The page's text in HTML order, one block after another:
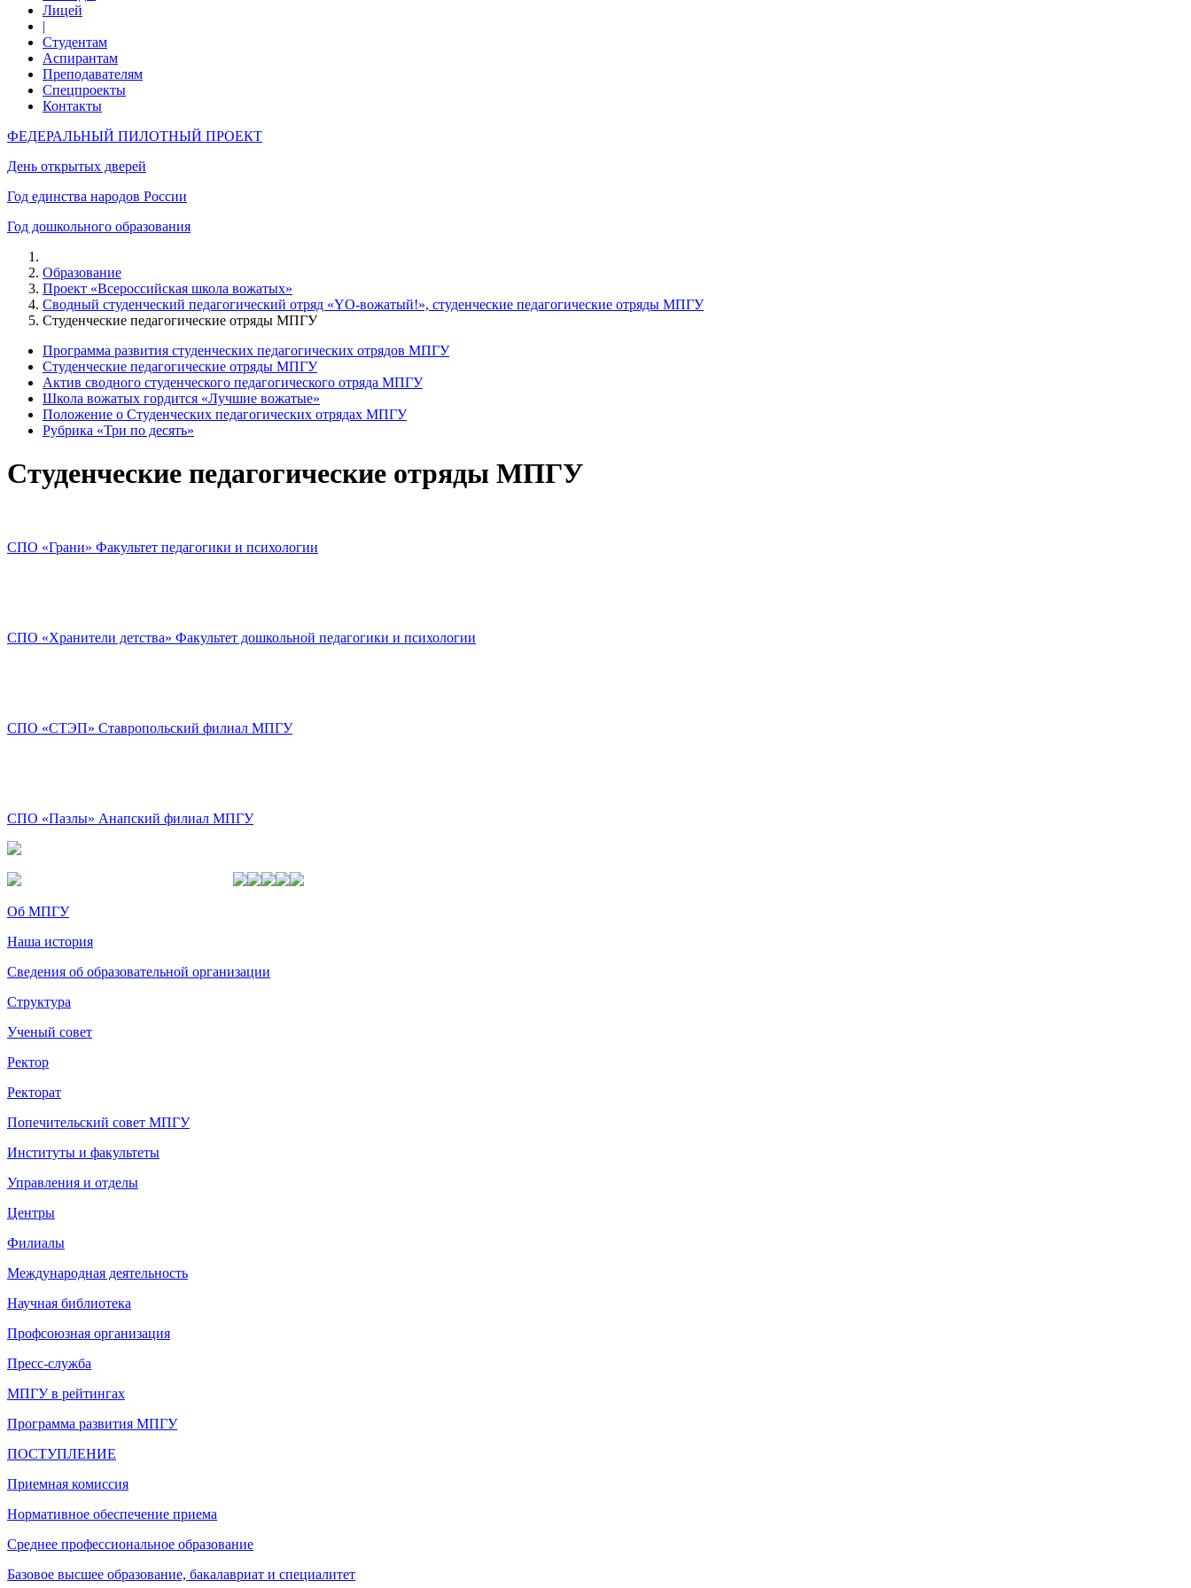
Лицей
|
Студентам
Аспирантам
Преподавателям
Спецпроекты
Контакты
ФЕДЕРАЛЬНЫЙ ПИЛОТНЫЙ ПРОЕКТ
День открытых дверей
Год единства народов России
Год дошкольного образования
Образование
Проект «Всероссийская школа вожатых»
Сводный студенческий педагогический отряд «YO-вожатый!», студенческие педагогические отряды МПГУ
Студенческие педагогические отряды МПГУ
Программа развития студенческих педагогических отрядов МПГУ
Студенческие педагогические отряды МПГУ
Актив сводного студенческого педагогического отряда МПГУ
Школа вожатых гордится «Лучшие вожатые»
Положение о Студенческих педагогических отрядах МПГУ
Рубрика «Три по десять»
Студенческие педагогические отряды МПГУ
СПО «Грани» Факультет педагогики и психологии
СПО «Хранители детства» Факультет дошкольной педагогики и психологии
СПО «СТЭП» Ставропольский филиал МПГУ
СПО «Пазлы» Анапский филиал МПГУ
Об МПГУ
Наша история
Сведения об образовательной организации
Структура
Ученый совет
Ректор
Ректорат
Попечительский совет МПГУ
Институты и факультеты
Управления и отделы
Центры
Филиалы
Международная деятельность
Научная библиотека
Профсоюзная организация
Пресс-служба
МПГУ в рейтингах
Программа развития МПГУ
ПОСТУПЛЕНИЕ
Приемная комиссия
Нормативное обеспечение приема
Среднее профессиональное образование
Базовое высшее образование, бакалавриат и специалитет